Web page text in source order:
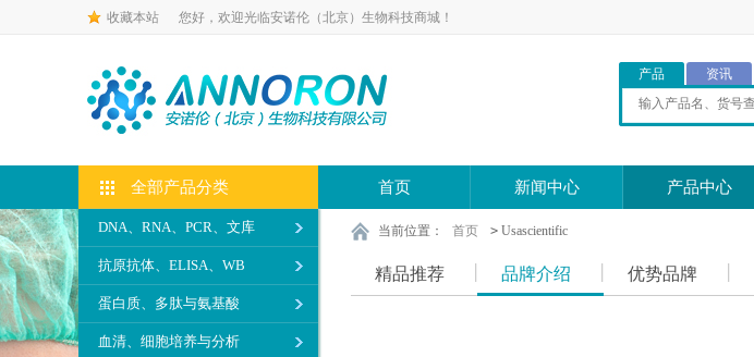
收藏本站 您好，欢迎光临安诺伦（北京）生物科技商城！
产品 资讯
全部产品分类
DNA、RNA、PCR、文库
抗原抗体、ELISA、WB
蛋白质、多肽与氨基酸
血清、细胞培养与分析
首页 新闻中心 产品中心
当前位置： 首页 > Usascientific
精品推荐 品牌介绍 优势品牌